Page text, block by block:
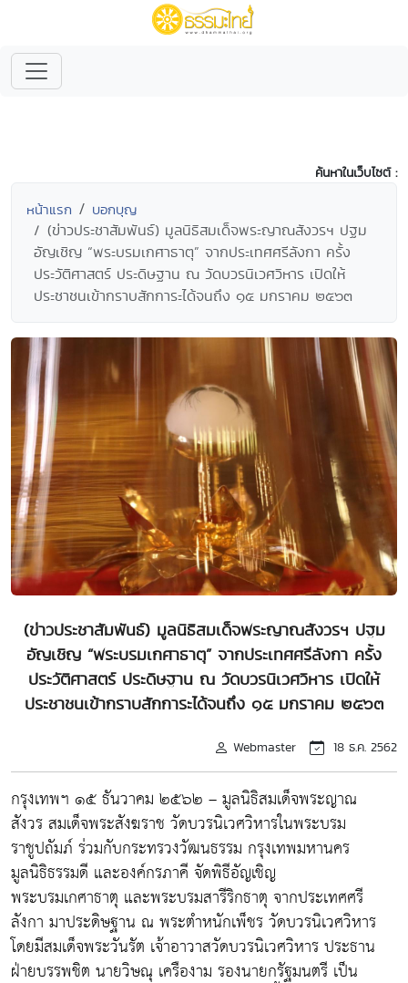
ค้นหาในเว็บไซต์ :
หน้าแรก บอกบุญ
(ข่าวประชาสัมพันธ์) มูลนิธิสมเด็จพระญาณสังวรฯ ปฐม
อัญเชิญ “พระบรมเกศาธาตุ” จากประเทศศรีลังกา ครั้ง
ประวัติศาสตร์ ประดิษฐาน ณ วัดบวรนิเวศวิหาร เปิดให้
ประชาชนเข้ากราบสักการะได้จนถึง ๑๕ มกราคม ๒๕๖๓
(ข่าวประชาสัมพันธ์) มูลนิธิสมเด็จพระญาณสังวรฯ ปฐม
อัญเชิญ “พระบรมเกศาธาตุ” จากประเทศศรีลังกา ครั้ง
ประวัติศาสตร์ ประดิษฐาน ณ วัดบวรนิเวศวิหาร เปิดให้
ประชาชนเข้ากราบสักการะได้จนถึง ๑๕ มกราคม ๒๕๖๓
Webmaster 18 ธ.ค. 2562
กรุงเทพฯ ๑๕ ธันวาคม ๒๕๖๒ – มูลนิธิสมเด็จพระญาณ
สังวร สมเด็จพระสังฆราช วัดบวรนิเวศวิหารในพระบรม
ราชูปถัมภ์ ร่วมกับกระทรวงวัฒนธรรม กรุงเทพมหานคร
มูลนิธิธรรมดี และองค์กรภาคี จัดพิธีอัญเชิญ
พระบรมเกศาธาตุ และพระบรมสารีริกธาตุ จากประเทศศรี
ลังกา มาประดิษฐาน ณ พระตำหนักเพ็ชร วัดบวรนิเวศวิหาร
โดยมีสมเด็จพระวันรัต เจ้าอาวาสวัดบวรนิเวศวิหาร ประธาน
ฝ่ายบรรพชิต นายวิษณุ เครืองาม รองนายกรัฐมนตรี เป็น